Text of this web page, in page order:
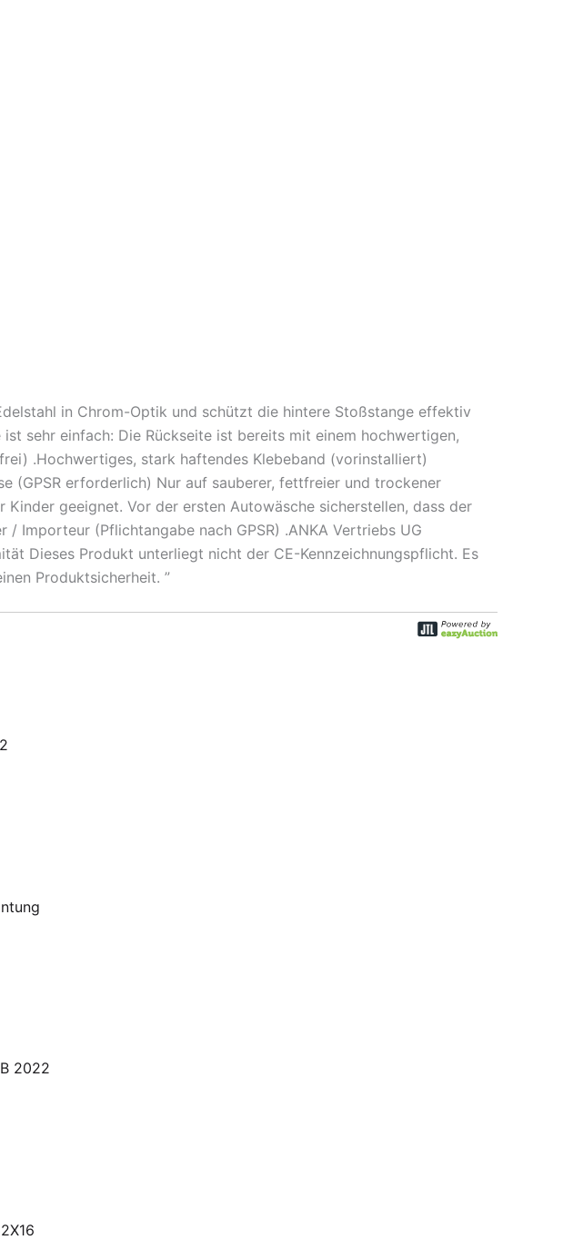
in Chrom-Optik und schützt die hintere Stoßstange effektiv
sehr einfach: Die Rückseite ist bereits mit einem hochwertigen,
.Hochwertiges, stark haftendes Klebeband (vorinstalliert)
(GPSR erforderlich) Nur auf sauberer, fettfreier und trockener
geeignet. Vor der ersten Autowäsche sicherstellen, dass der
Importeur (Pflichtangabe nach GPSR) .ANKA Vertriebs UG
Dieses Produkt unterliegt nicht der CE-Kennzeichnungspflicht. Es
Produktsicherheit. ”
2022